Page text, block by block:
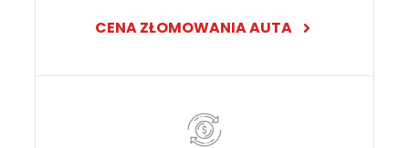
CENA ZŁOMOWANIA AUTA